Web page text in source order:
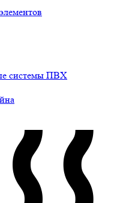
системы ПВХ